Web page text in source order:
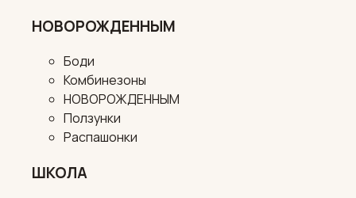
НОВОРОЖДЕННЫМ
Боди
Комбинезоны
НОВОРОЖДЕННЫМ
Ползунки
Распашонки
ШКОЛА